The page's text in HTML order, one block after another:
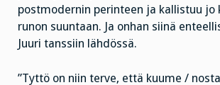
postmodernin perinteen ja kallistuu jo
runon suuntaan. Ja onhan siinä
Juuri tanssiin lähdössä.
”Tyttö on niin terve, että kuume /